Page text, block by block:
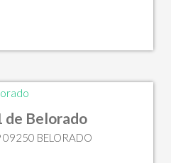
de Belorado
09250 BELORADO